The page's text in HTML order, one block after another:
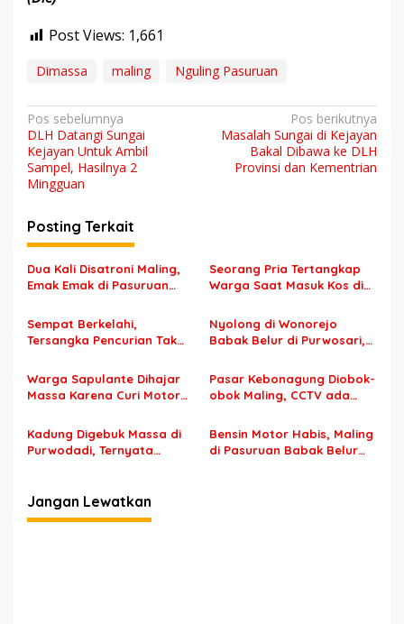
Post Views: 1,661
Dimassa maling Nguling Pasuruan
N
a
v
i
g
a
s
i
p
o
s
Pos sebelumnya
DLH Datangi Sungai
Kejayan Untuk Ambil
Sampel, Hasilnya 2
Mingguan
Pos berikutnya
Masalah Sungai di Kejayan
Bakal Dibawa ke DLH
Provinsi dan Kementrian
Posting Terkait
Dua Kali Disatroni Maling,
Emak Emak di Pasuruan
Seorang Pria Tertangkap
Warga Saat Masuk Kos di
ke Polres Pasuruan
Sempat Berkelahi,
Tersangka Pencurian Tak
di Purwosari
Nyolong di Wonorejo
Babak Belur di Purwosari,
Warga Sapulante Dihajar
Massa Karena Curi Motor
Pasar Kebonagung Diobok-
obok Maling, CCTV ada
Kadung Digebuk Massa di
Purwodadi, Ternyata
Bensin Motor Habis, Maling
di Pasuruan Babak Belur
Jangan Lewatkan